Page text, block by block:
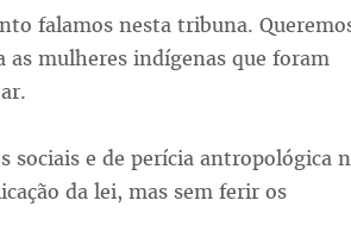
falamos nesta tribuna.
as mulheres indígenas que foram
sociais e de perícia antropológica
da lei, mas sem ferir os